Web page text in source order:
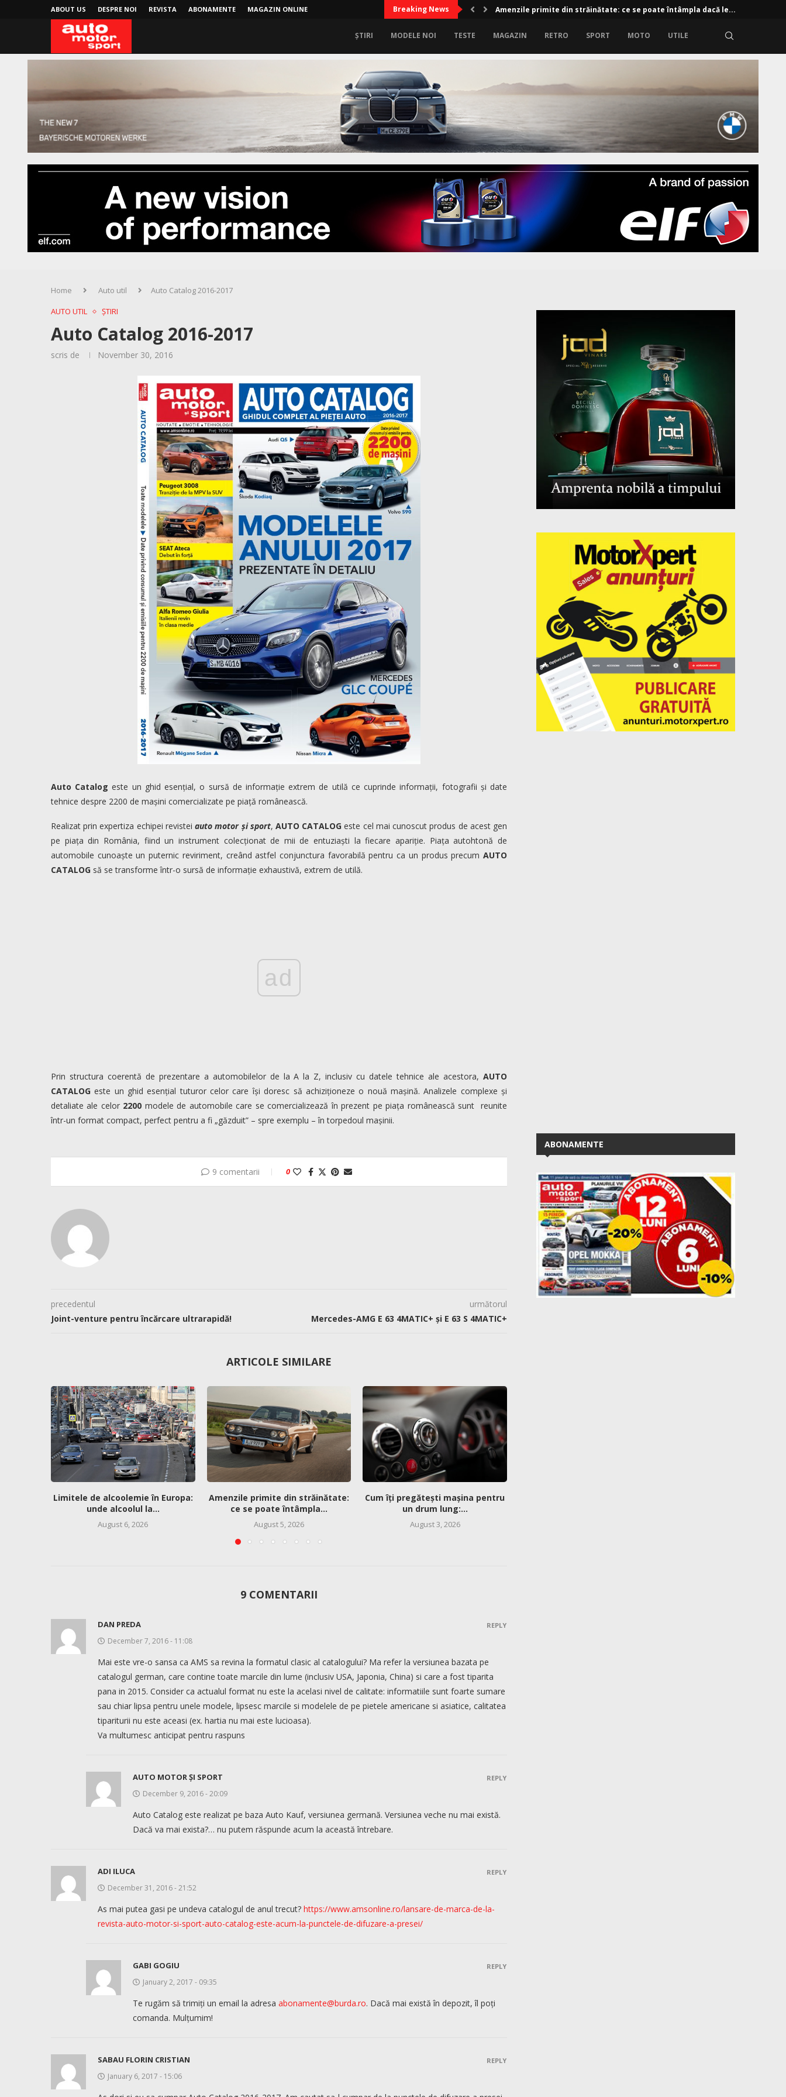
ABOUT US DESPRE NOI REVISTA ABONAMENTE MAGAZIN ONLINE Breaking News Amenzile primite din străinătate: ce se poate întâmpla dacă le...
ȘTIRI MODELE NOI TESTE MAGAZIN RETRO SPORT MOTO UTILE
Home Auto util
Auto Catalog 2016-2017
AUTO UTIL
ȘTIRI
Auto Catalog 2016-2017
scris de November 30, 2016
Auto Catalogeste un ghid esențial, o sursă de informație extrem de utilă ce cuprinde informații, fotografii și date
tehnice despre 2200 de mașini comercializate pe piață românească.
Realizat prin expertiza echipei revisteiauto motor și sport,AUTO CATALOG este cel mai cunoscut produs de acest gen
pe piața din România, fiind un instrument colecționat de mii de entuziaști la fiecare apariție. Piața autohtonă de
automobile cunoaște un puternic reviriment, creând astfel conjunctura favorabilă pentru ca un produs precum AUTO
CATALOG să se transforme într-o sursă de informație exhaustivă, extrem de utilă.
ad
Prin structura coerentă de prezentare a automobilelor de la A la Z, inclusiv cu datele tehnice ale acestora, AUTO
CATALOG este un ghid esențial tuturor celor care își doresc să achiziționeze o nouă mașină. Analizele complexe și
detaliate ale celor2200 modele de automobile care se comercializează în prezent pe piața românească sunt reunite
într-un format compact, perfect pentru a fi „găzduit” – spre exemplu – în torpedoul mașinii.
9 comentarii 0
precedentul
Joint-venture pentru încărcare ultrarapidă!
următorul
Mercedes-AMG E 63 4MATIC+ și E 63 S 4MATIC+
ARTICOLE SIMILARE
Limitele de alcoolemie în Europa:
unde alcoolul la...
August 6, 2026
Amenzile primite din străinătate:
ce se poate întâmpla...
August 5, 2026
Cum îți pregătești mașina pentru
un drum lung:...
August 3, 2026
9 COMENTARII
DAN PREDA
December 7, 2016 - 11:08
Mai este vre-o sansa ca AMS sa revina la formatul clasic al catalogului? Ma refer la versiunea bazata pe
catalogul german, care contine toate marcile din lume (inclusiv USA, Japonia, China) si care a fost tiparita
pana in 2015. Consider ca actualul format nu este la acelasi nivel de calitate: informatiile sunt foarte sumare
sau chiar lipsa pentru unele modele, lipsesc marcile si modelele de pe pietele americane si asiatice, calitatea
tipariturii nu este aceasi (ex. hartia nu mai este lucioasa).
Va multumesc anticipat pentru raspuns
REPLY
AUTO MOTOR ȘI SPORT
December 9, 2016 - 20:09
Auto Catalog este realizat pe baza Auto Kauf, versiunea germană. Versiunea veche nu mai există.
Dacă va mai exista?… nu putem răspunde acum la această întrebare.
REPLY
ADI ILUCA
December 31, 2016 - 21:52
As mai putea gasi pe undeva catalogul de anul trecut? https://www.amsonline.ro/lansare-de-marca-de-la-
revista-auto-motor-si-sport-auto-catalog-este-acum-la-punctele-de-difuzare-a-presei/
REPLY
GABI GOGIU
January 2, 2017 - 09:35
Te rugăm să trimiți un email la adresa abonamente@burda.ro. Dacă mai există în depozit, îl poți
comanda. Mulțumim!
REPLY
SABAU FLORIN CRISTIAN
January 6, 2017 - 15:06
REPLY
ABONAMENTE